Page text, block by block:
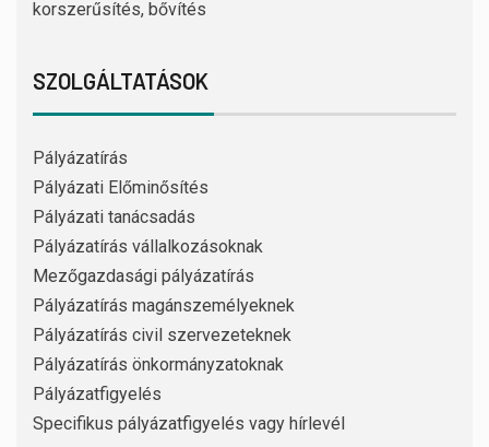
korszerűsítés, bővítés
SZOLGÁLTATÁSOK
Pályázatírás
Pályázati Előminősítés
Pályázati tanácsadás
Pályázatírás vállalkozásoknak
Mezőgazdasági pályázatírás
Pályázatírás magánszemélyeknek
Pályázatírás civil szervezeteknek
Pályázatírás önkormányzatoknak
Pályázatfigyelés
Specifikus pályázatfigyelés vagy hírlevél